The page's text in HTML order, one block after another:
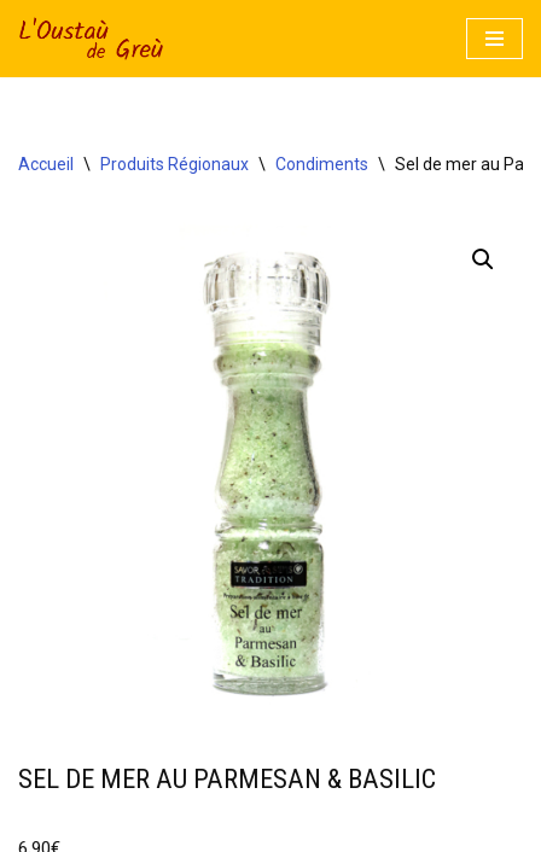
Accueil \ Produits Régionaux \ Condiments \ Sel de mer au
SEL DE MER AU PARMESAN & BASILIC